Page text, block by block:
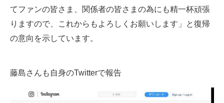
てファンの皆さま、関係者の皆さまの為にも精一杯頑張
りますので、これからもよろしくお願いします」と復帰
の意向を示しています。
藤島さんも自身のTwitterで報告